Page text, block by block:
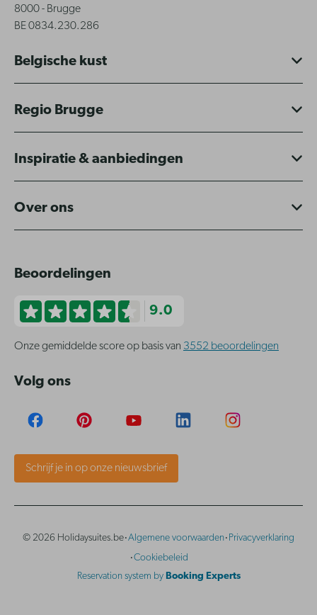
8000 - Brugge
BE 0834.230.286
Belgische kust
Regio Brugge
Inspiratie & aanbiedingen
Over ons
Beoordelingen
9.0
Onze gemiddelde score op basis van 3552 beoordelingen
Volg ons
Schrijf je in op onze nieuwsbrief
© 2026 Holidaysuites.be·Algemene voorwaarden· Privacyverklaring
·Cookiebeleid
Reservation system by Booking Experts